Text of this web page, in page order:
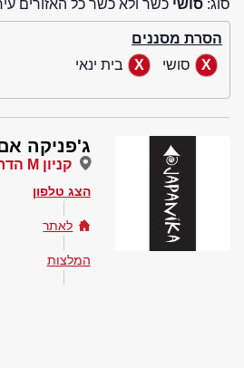
סוג: סושי כשר ולא כשר כל האזורים
הסרת מסננים
סושי
בית ינאי
ג'פניקה
קניון M הדרך, בית ינאי
הצג טלפון
לאתר
המלצות